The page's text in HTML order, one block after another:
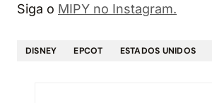
Siga o MIPY no Instagram.
DISNEY EPCOT ESTADOS UNIDOS